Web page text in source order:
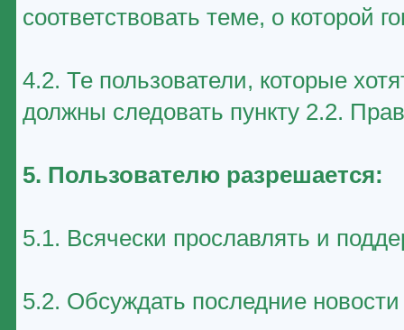
соответствовать теме, о которой
4.2. Те пользователи, которые
должны следовать пункту 2.2.
5. Пользователю разрешается:
5.1. Всячески прославлять и
5.2. Обсуждать последние